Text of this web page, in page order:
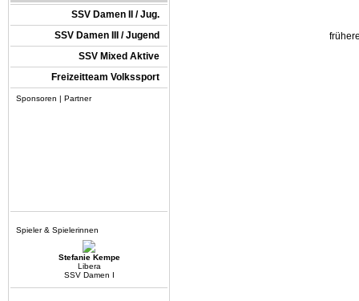
SSV Damen II / Jug.
SSV Damen III / Jugend
SSV Mixed Aktive
Freizeitteam Volkssport
Sponsoren | Partner
Spieler & Spielerinnen
Stefanie Kempe
Libera
SSV Damen I